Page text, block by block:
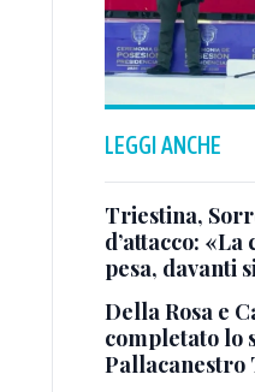
LEGGI ANCHE
Triestina,
d’attacco:
pesa, davanti
Della Rosa e
completato lo
Pallacanestro